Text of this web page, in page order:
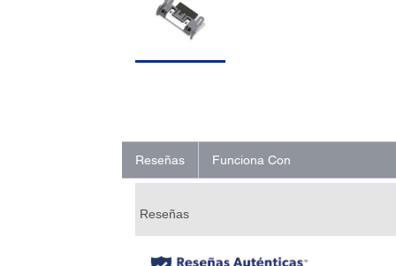
Reseñas Funciona Con